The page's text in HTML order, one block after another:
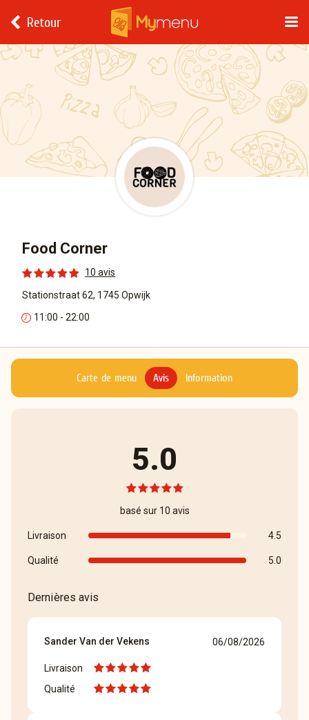
Retour
Food Corner
10 avis
Stationstraat 62, 1745 Opwijk
11:00 - 22:00
Carte de menu Avis Information
5.0
basé sur 10 avis
Livraison 4.5
Qualité 5.0
Dernières avis
Sander Van der Vekens 06/08/2026
Livraison
Qualité